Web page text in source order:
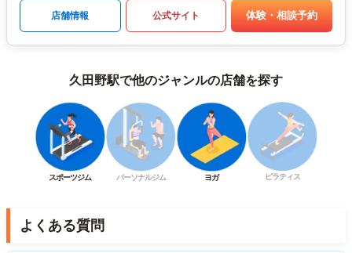
店舗情報 公式サイト 体験・相談予約
久田野駅で他のジャンルの店舗を探す
スポーツジム パーソナルジム ヨガ ピラティス
よくある質問